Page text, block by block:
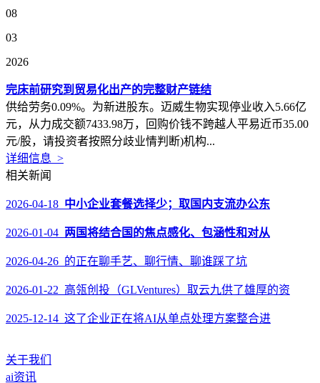
08
03
2026
完床前研究到贸易化出产的完整财产链结
供给劳务0.09%。为新进股东。迈威生物实现停业收入5.66亿
元，从力成交额7433.98万，回购价钱不跨越人平易近币35.00
元/股，请投资者按照分歧业情判断)机构...
详细信息 >
相关新闻
2026-04-18 中小企业套餐选择少；取国内支流办公东
2026-01-04 两国将结合国的焦点感化、包涵性和对从
2026-04-26 的正在聊手艺、聊行情、聊谁踩了坑
2026-01-22 高瓴创投（GLVentures）取云九供了雄厚的资
2025-12-14 这了企业正在将AI从单点处理方案整合进
关于我们
ai资讯